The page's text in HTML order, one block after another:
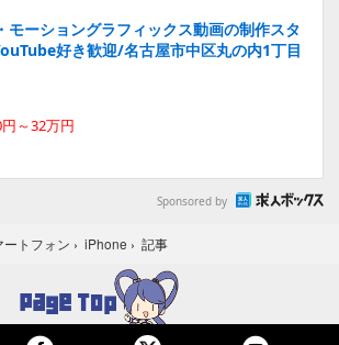
モーショングラフィックス動画の制作スタ
好き歓迎/名古屋市中区丸の内1丁目
～32万円
Sponsored by
ートフォン › iPhone › 記事